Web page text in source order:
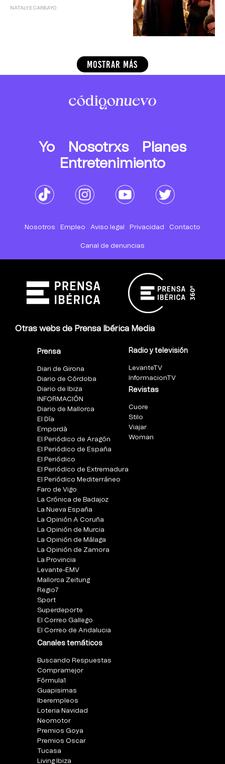
NATALYE CARBAYO
MOSTRAR MÁS
Yo Nosotrxs
Planes
Entretenimiento
Nosotros Empleo Aviso legal Privacidad Contacto
Canal de denuncias
Otras webs de Prensa Ibérica Media
Prensa
Diari de Girona
Diario de Córdoba
Diario de Ibiza
INFORMACIÓN
Diario de Mallorca
El Día
Empordà
El Periódico de Aragón
El Periódico de España
El Periódico
El Periódico de Extremadura
El Periódico Mediterráneo
Faro de Vigo
La Crónica de Badajoz
La Nueva España
La Opinión A Coruña
La Opinión de Murcia
La Opinión de Málaga
La Opinión de Zamora
La Provincia
Levante-EMV
Mallorca Zeitung
Regio7
Sport
Superdeporte
El Correo Gallego
El Correo de Andalucia
Canales temáticos
Buscando Respuestas
Compramejor
Fórmula1
Guapisimas
Iberempleos
Loteria Navidad
Neomotor
Premios Goya
Premios Oscar
Tucasa
Living Ibiza
Radio y televisión
LevanteTV
InformacionTV
Revistas
Cuore
Stilo
Viajar
Woman